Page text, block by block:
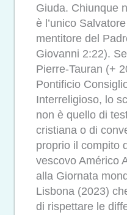
Giuda. Chiunque
è l’unico
mentitore del
Giovanni 2:22).
Pierre-Tauran (+
Pontificio
Interreligioso, lo
non è quello di
cristiana o di
proprio il compito
vescovo Américo
alla Giornata
Lisbona (2023)
di rispettare le